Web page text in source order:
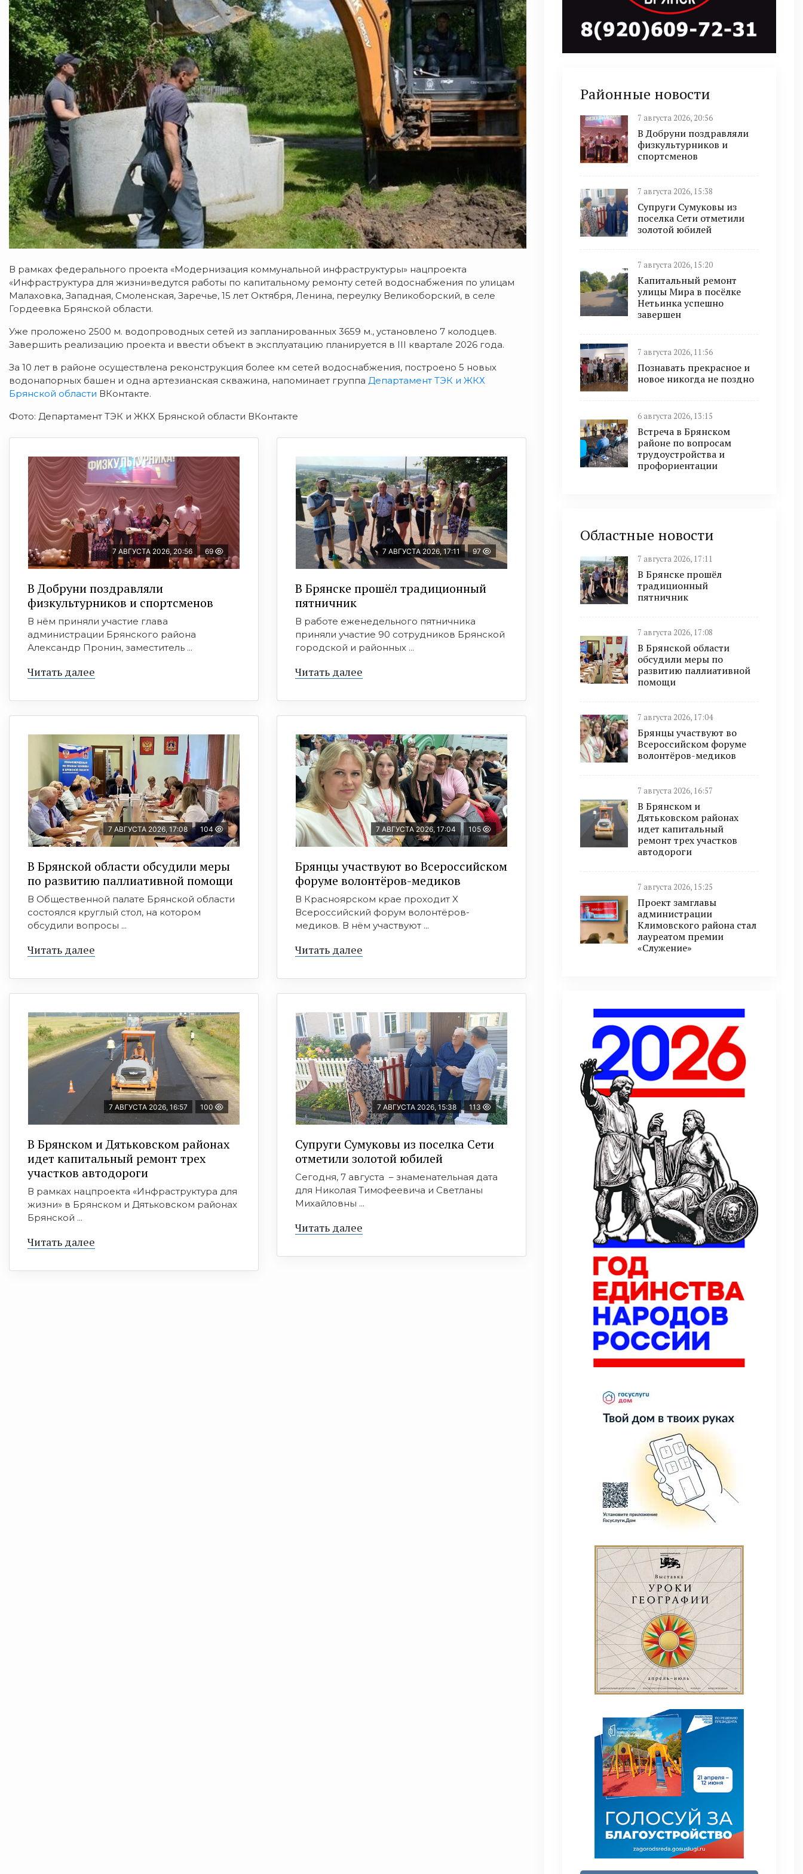
В рамках федерального проекта «Модернизация коммунальной инфраструктуры» нацпроекта
«Инфраструктура для жизни»ведутся работы по капитальному ремонту сетей водоснабжения по улицам
Малаховка, Западная, Смоленская, Заречье, 15 лет Октября, Ленина, переулку Великоборский, в селе
Гордеевка Брянской области.
Уже проложено 2500 м. водопроводных сетей из запланированных 3659 м., установлено 7 колодцев.
Завершить реализацию проекта и ввести объект в эксплуатацию планируется в III квартале 2026 года.
За 10 лет в районе осуществлена реконструкция более км сетей водоснабжения, построено 5 новых
водонапорных башен и одна артезианская скважина, напоминает группа Департамент ТЭК и ЖКХ
Брянской области ВКонтакте.
Фото: Департамент ТЭК и ЖКХ Брянской области ВКонтакте
7 АВГУСТА 2026, 20:56 69
В Добруни поздравляли
физкультурников и спортсменов
В нём приняли участие глава
администрации Брянского района
Александр Пронин, заместитель ...
Читать далее
7 АВГУСТА 2026, 17:11 97
В Брянске прошёл традиционный
пятничник
В работе еженедельного пятничника
приняли участие 90 сотрудников Брянской
городской и районных ...
Читать далее
7 АВГУСТА 2026, 17:08 104
В Брянской области обсудили меры
по развитию паллиативной помощи
В Общественной палате Брянской области
состоялся круглый стол, на котором
обсудили вопросы ...
Читать далее
7 АВГУСТА 2026, 17:04 105
Брянцы участвуют во Всероссийском
форуме волонтёров-медиков
В Красноярском крае проходит X
Всероссийский форум волонтёров-
медиков. В нём участвуют ...
Читать далее
7 АВГУСТА 2026, 16:57 100
В Брянском и Дятьковском районах
идет капитальный ремонт трех
участков автодороги
В рамках нацпроекта «Инфраструктура для
жизни» в Брянском и Дятьковском районах
Брянской ...
Читать далее
7 АВГУСТА 2026, 15:38 113
Супруги Сумуковы из поселка Сети
отметили золотой юбилей
Сегодня, 7 августа – знаменательная дата
для Николая Тимофеевича и Светланы
Михайловны ...
Читать далее
Районные новости
7 августа 2026, 20:56
В Добруни поздравляли
физкультурников и
спортсменов
7 августа 2026, 15:38
Супруги Сумуковы из
поселка Сети отметили
золотой юбилей
7 августа 2026, 15:20
Капитальный ремонт
улицы Мира в посёлке
Нетьинка успешно
завершен
7 августа 2026, 11:56
Познавать прекрасное и
новое никогда не поздно
6 августа 2026, 13:15
Встреча в Брянском
районе по вопросам
трудоустройства и
профориентации
Областные новости
7 августа 2026, 17:11
В Брянске прошёл
традиционный
пятничник
7 августа 2026, 17:08
В Брянской области
обсудили меры по
развитию паллиативной
помощи
7 августа 2026, 17:04
Брянцы участвуют во
Всероссийском форуме
волонтёров-медиков
7 августа 2026, 16:57
В Брянском и
Дятьковском районах
идет капитальный
ремонт трех участков
автодороги
7 августа 2026, 15:25
Проект замглавы
администрации
Климовского района стал
лауреатом премии
«Служение»